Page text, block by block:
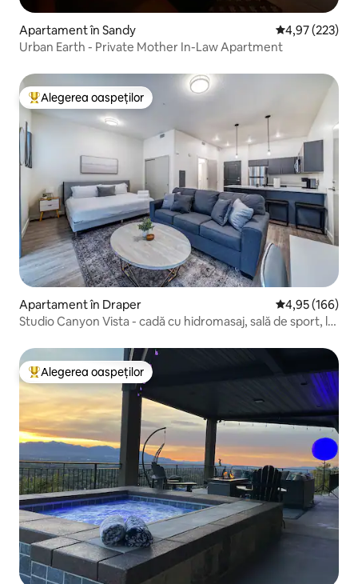
Apartament în Sandy Scor mediu de
4,97 (223)
Urban Earth - Private Mother In-Law Apartment
Locuință din topul categoriei Alegerea oaspeților
Alegerea oaspeților
Apartament în Draper Scor mediu de
4,95 (166)
Studio Canyon Vista - cadă cu hidromasaj, sală de sport, la
Locuință din topul categoriei Alegerea oaspeților
Alegerea oaspeților